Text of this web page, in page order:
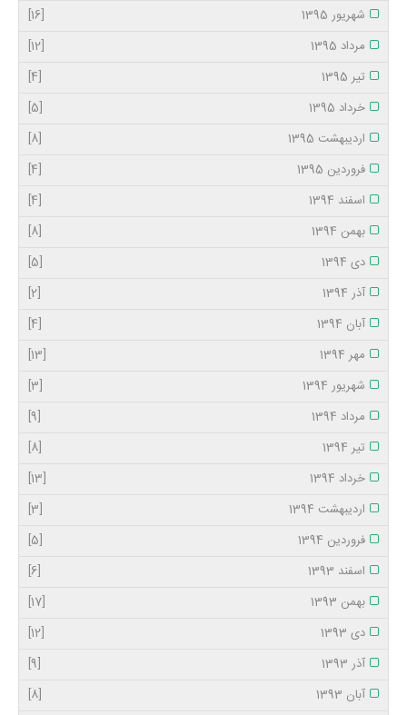
شهریور 1395
[16]
مرداد 1395
[12]
تیر 1395
[4]
خرداد 1395
[5]
اردیبهشت 1395
[8]
فروردین 1395
[4]
اسفند 1394
[4]
بهمن 1394
[8]
دی 1394
[5]
آذر 1394
[2]
آبان 1394
[4]
مهر 1394
[13]
شهریور 1394
[3]
مرداد 1394
[9]
تیر 1394
[8]
خرداد 1394
[13]
اردیبهشت 1394
[3]
فروردین 1394
[5]
اسفند 1393
[6]
بهمن 1393
[17]
دی 1393
[12]
آذر 1393
[9]
آبان 1393
[8]